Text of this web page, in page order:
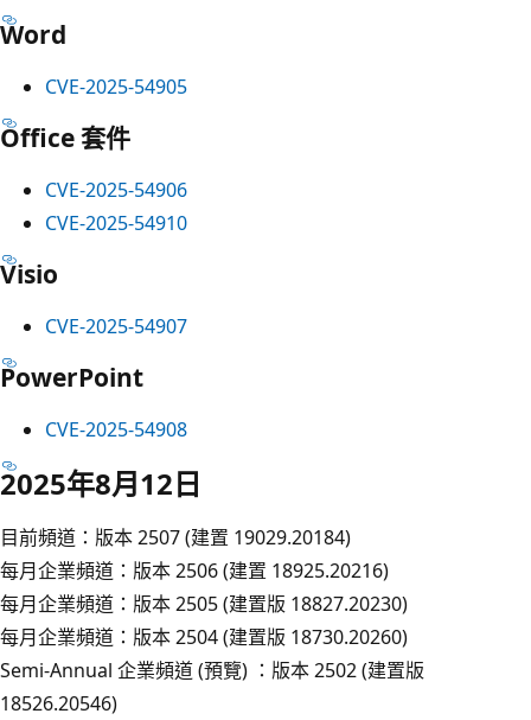
Word
CVE-2025-54905
Office 套件
CVE-2025-54906
CVE-2025-54910
Visio
CVE-2025-54907
PowerPoint
CVE-2025-54908
2025年8月12日
目前頻道：版本 2507 (建置 19029.20184)
每月企業頻道：版本 2506 (建置 18925.20216)
每月企業頻道：版本 2505 (建置版 18827.20230)
每月企業頻道：版本 2504 (建置版 18730.20260)
Semi-Annual 企業頻道 (預覽) ：版本 2502 (建置版
18526.20546)